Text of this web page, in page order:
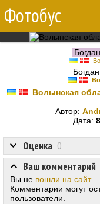
Фотобус
Волынская
Автор:
Дата:
Оценка 0
Ваш комментарий
Вы не вошли на сайт.
Комментарии могут
пользователи.